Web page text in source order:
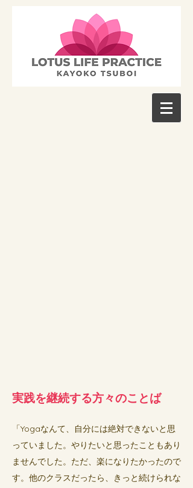
実践を継続する方々のことば
「Yogaなんて、自分には絶対できないと思
っていました。 やりたいと思ったこともあり
ませんでした。ただ、楽になりたかったので
す。 他のクラスだったら、きっと続けられな